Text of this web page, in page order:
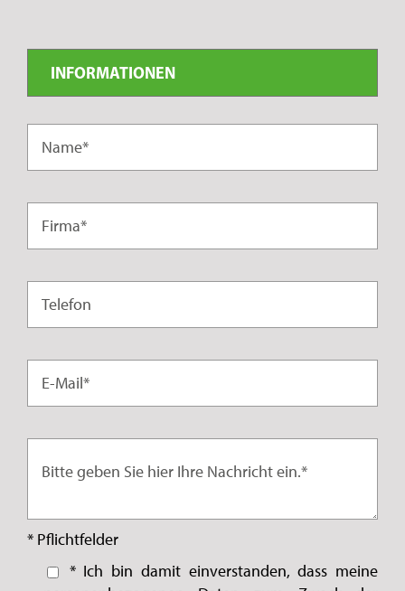
INFORMATIONEN
* Pflichtfelder
* Ich bin damit einverstanden, dass meine